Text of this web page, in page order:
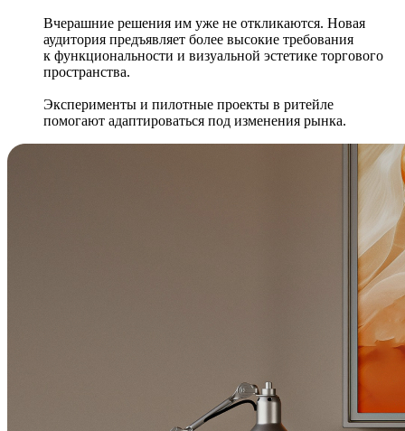
Вчерашние решения им уже не откликаются. Новая
аудитория предъявляет более высокие требования
к функциональности и визуальной эстетике торгового
пространства.
Эксперименты и пилотные проекты в ритейле
помогают адаптироваться под изменения рынка.